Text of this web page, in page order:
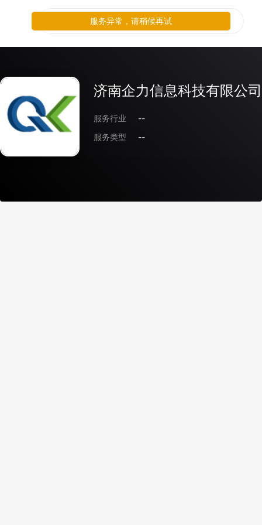
济南企力信息科技有限公司
服务行业
--
服务类型
--
服务异常，请稍候再试